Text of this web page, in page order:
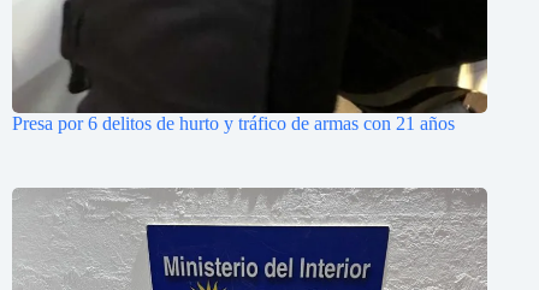
Presa por 6 delitos de hurto y tráfico de armas con 21 años